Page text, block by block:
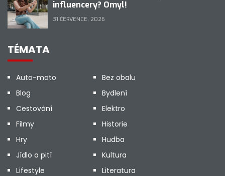
influencery? Omyl!
31 ČERVENCE, 2026
TÉMATA
Auto-moto
Bez obalu
Blog
Bydlení
Cestování
Elektro
Filmy
Historie
Hry
Hudba
Jídlo a pití
Kultura
Lifestyle
Literatura